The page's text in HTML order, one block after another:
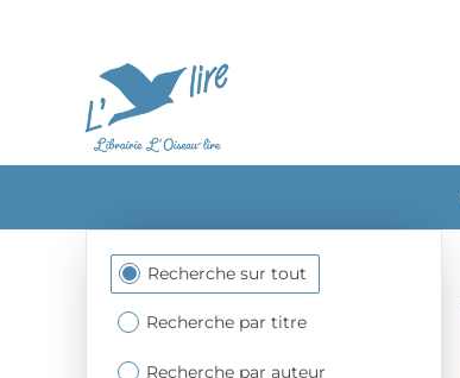
Section
des
filtres
Recherche sur tout
Recherche par titre
Recherche par auteur